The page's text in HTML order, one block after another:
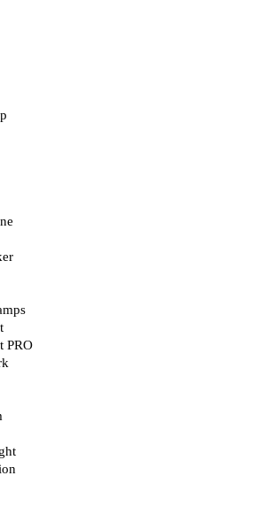
PRO